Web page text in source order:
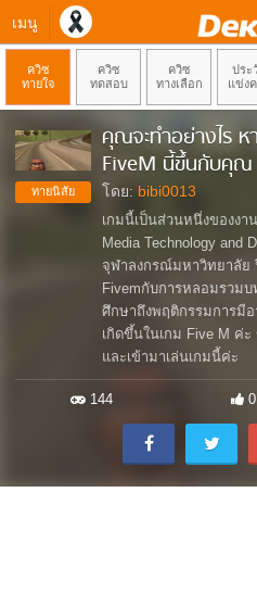
เมนู
ควิซ
ทายใจ
ควิซ
ทดสอบ
ควิซ
ทางเลือก
ประ
แข่ง
ทายนิสัย
คุณจะทำอย่างไร ห
FiveM นี้ขึ้นกับคุณ
โดย: bibi0013
เกมนี้เป็นส่วนหนึ่งของงา
Media Technology and
จุฬาลงกรณ์มหาวิทยาลัย
Fivemกับการหลอมรวม
ศึกษาถึงพฤติกรรมการมี
เกิดขึ้นในเกม Five M
และเข้ามาเล่นเกมนี้ค่ะ
144 0